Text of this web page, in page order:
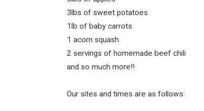
3lbs of sweet potatoes
1lb of baby carrots
1 acorn squash
2 servings of homemade beef chili
and so much more!!
Our sites and times are as follows: